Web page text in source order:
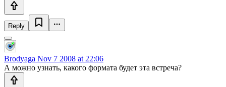
Reply
Brodyaga Nov 7 2008 at 22:06
А можно узнать, какого формата будет эта встреча?